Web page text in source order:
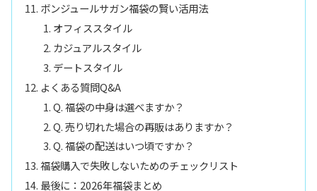
ボンジュールサガン福袋の賢い活用法
オフィススタイル
カジュアルスタイル
デートスタイル
よくある質問Q&A
Q. 福袋の中身は選べますか？
Q. 売り切れた場合の再販はありますか？
Q. 福袋の配送はいつ頃ですか？
福袋購入で失敗しないためのチェックリスト
最後に：2026年福袋まとめ